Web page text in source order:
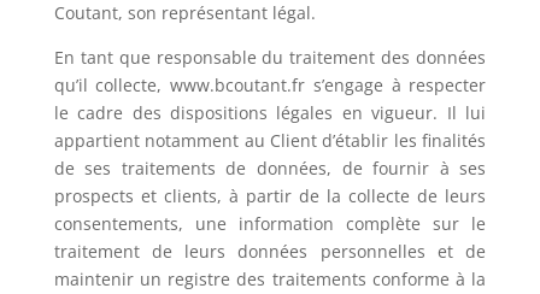
Coutant, son représentant légal.
En tant que responsable du traitement des données
qu’il collecte, www.bcoutant.fr s’engage à respecter
le cadre des dispositions légales en vigueur. Il lui
appartient notamment au Client d’établir les finalités
de ses traitements de données, de fournir à ses
prospects et clients, à partir de la collecte de leurs
consentements, une information complète sur le
traitement de leurs données personnelles et de
maintenir un registre des traitements conforme à la